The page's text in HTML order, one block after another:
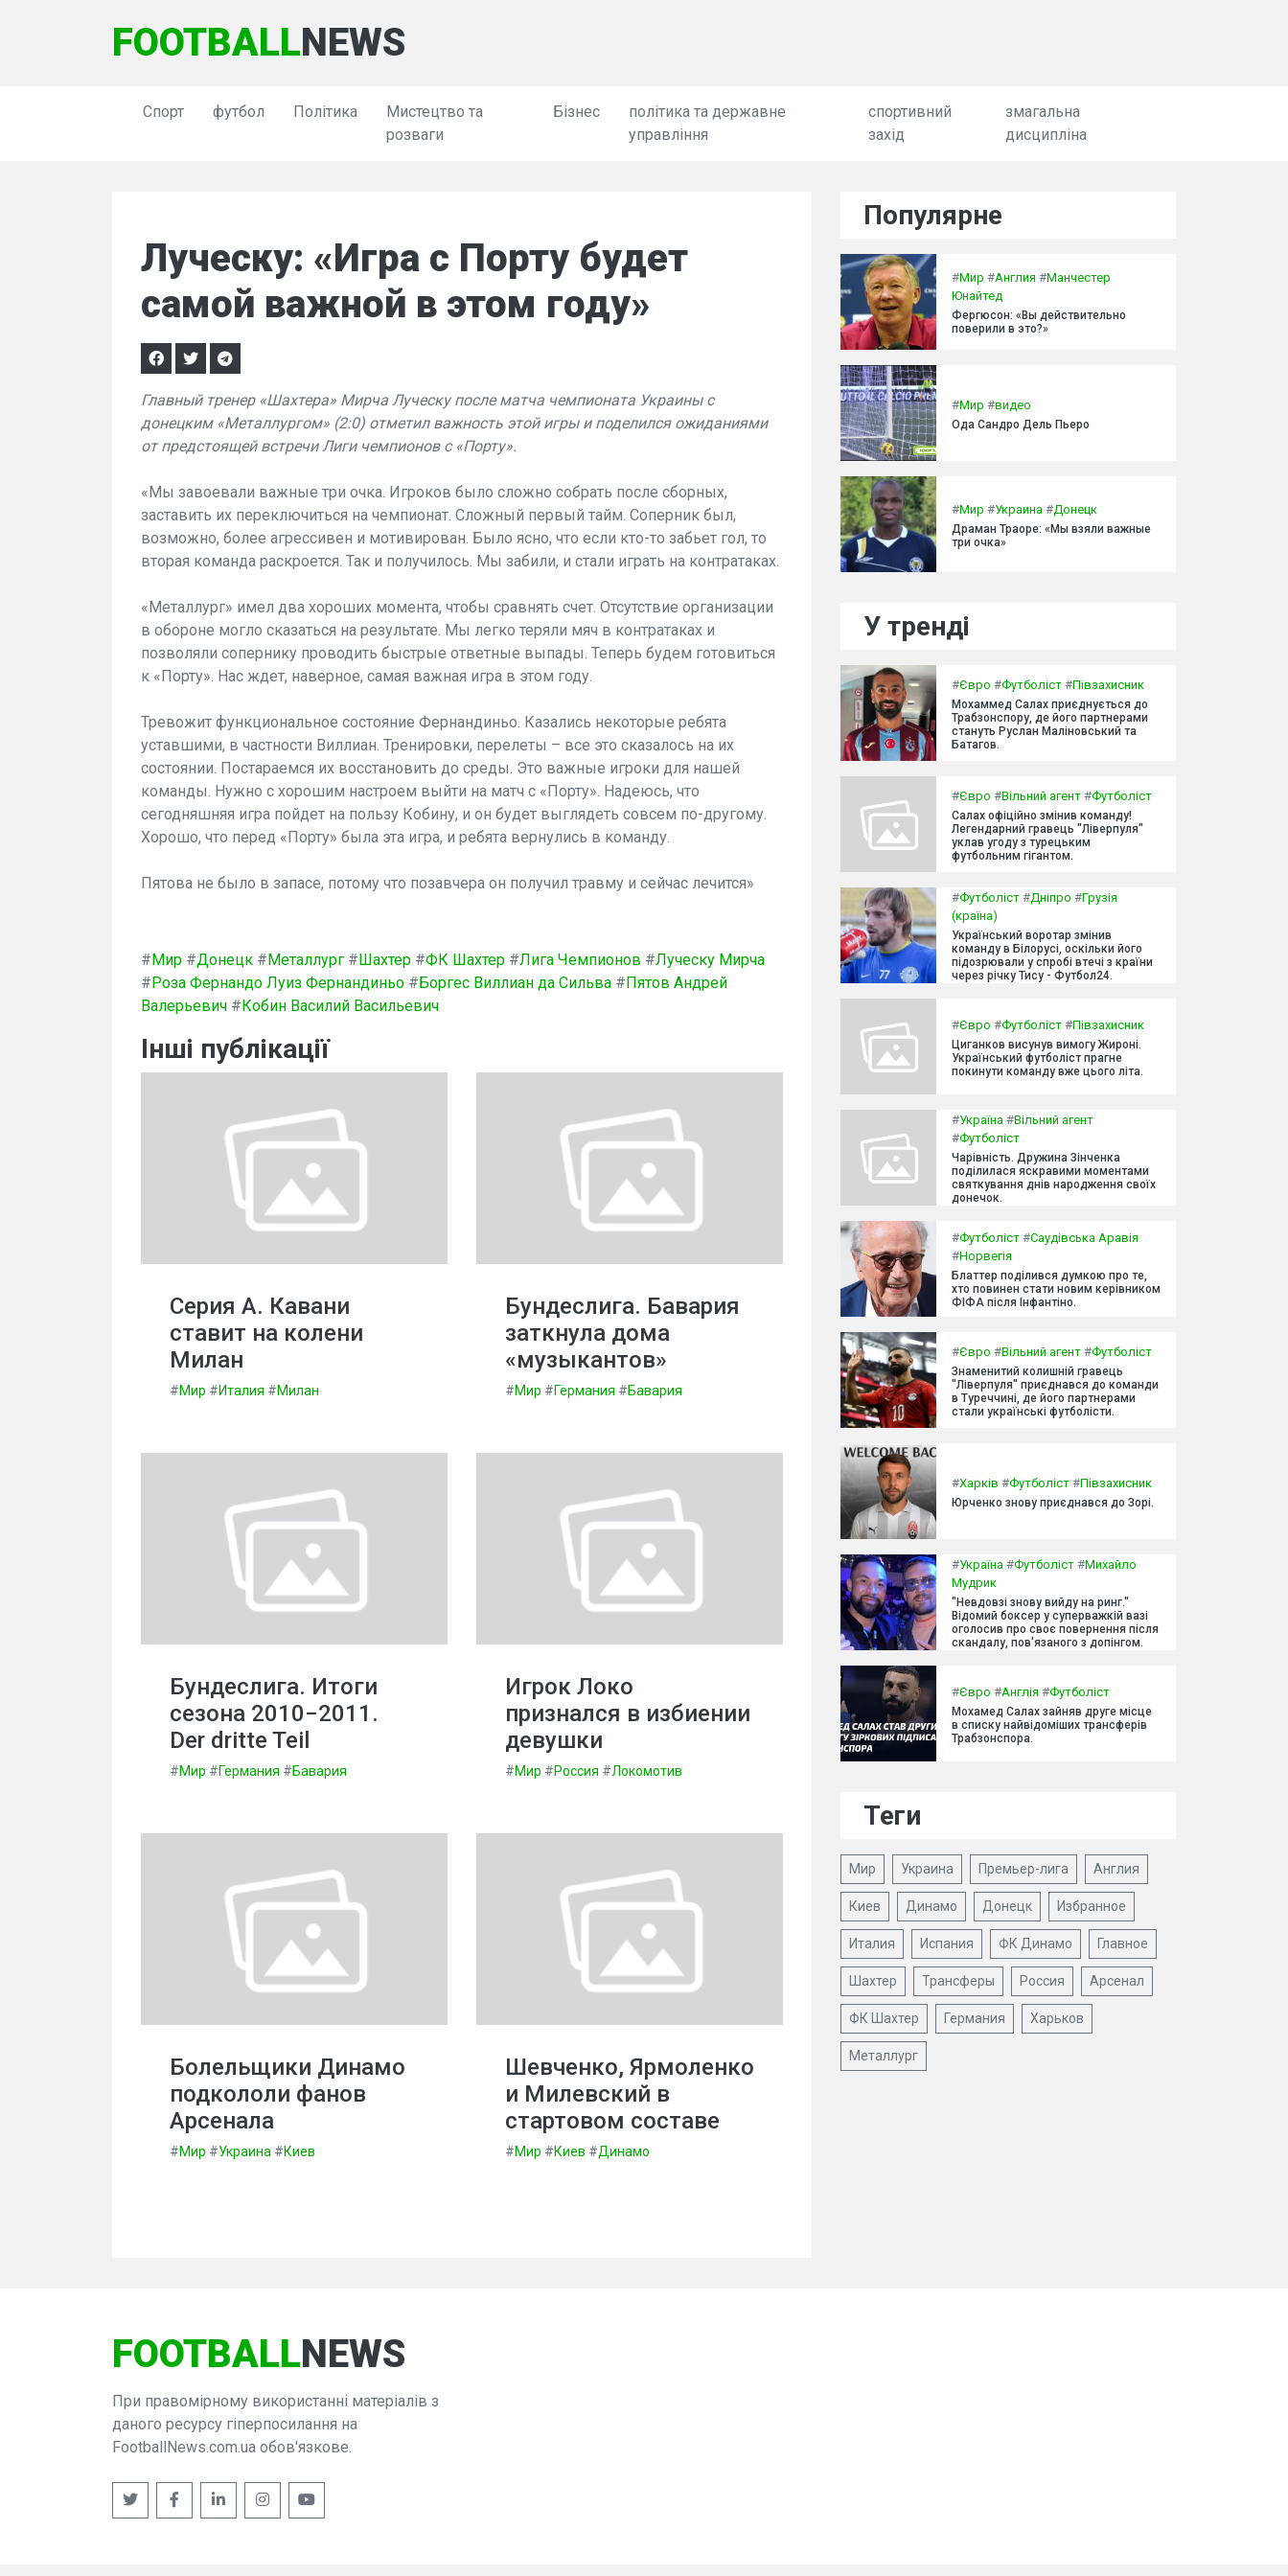
FOOTBALLNEWS
Спорт футбол Політика
Мистецтво та
розваги
Бізнес
політика та державне
управління
спортивний
захід
змагальна
дисципліна
Луческу: «Игра с Порту будет
самой важной в этом году»
Главный тренер «Шахтера» Мирча Луческу после матча чемпионата Украины с
донецким «Металлургом» (2:0) отметил важность этой игры и поделился ожиданиями
от предстоящей встречи Лиги чемпионов с «Порту».
«Мы завоевали важные три очка. Игроков было сложно собрать после сборных,
заставить их переключиться на чемпионат. Сложный первый тайм. Соперник был,
возможно, более агрессивен и мотивирован. Было ясно, что если кто-то забьет гол, то
вторая команда раскроется. Так и получилось. Мы забили, и стали играть на контратаках.
«Металлург» имел два хороших момента, чтобы сравнять счет. Отсутствие организации
в обороне могло сказаться на результате. Мы легко теряли мяч в контратаках и
позволяли сопернику проводить быстрые ответные выпады. Теперь будем готовиться
к «Порту». Нас ждет, наверное, самая важная игра в этом году.
Тревожит функциональное состояние Фернандиньо. Казались некоторые ребята
уставшими, в частности Виллиан. Тренировки, перелеты – все это сказалось на их
состоянии. Постараемся их восстановить до среды. Это важные игроки для нашей
команды. Нужно с хорошим настроем выйти на матч с «Порту». Надеюсь, что
сегодняшняя игра пойдет на пользу Кобину, и он будет выглядеть совсем по-другому.
Хорошо, что перед «Порту» была эта игра, и ребята вернулись в команду.
Пятова не было в запасе, потому что позавчера он получил травму и сейчас лечится»
#Мир #Донецк #Металлург #Шахтер #ФК Шахтер #Лига Чемпионов #Луческу Мирча
#Роза Фернандо Луиз Фернандиньо #Боргес Виллиан да Сильва #Пятов Андрей
Валерьевич #Кобин Василий Васильевич
Інші публікації
Серия А. Кавани
ставит на колени
Милан
#Мир #Италия #Милан
Бундеслига. Бавария
заткнула дома
«музыкантов»
#Мир #Германия #Бавария
Бундеслига. Итоги
сезона 2010−2011.
Der dritte Teil
#Мир #Германия #Бавария
Игрок Локо
признался в избиении
девушки
#Мир #Россия #Локомотив
Болельщики Динамо
подкололи фанов
Арсенала
#Мир #Украина #Киев
Шевченко, Ярмоленко
и Милевский в
стартовом составе
#Мир #Киев #Динамо
Популярне
#Мир #Англия #Манчестер
Юнайтед
Фергюсон: «Вы действительно
поверили в это?»
#Мир #видео
Ода Сандро Дель Пьеро
#Мир #Украина #Донецк
Драман Траоре: «Мы взяли важные
три очка»
У тренді
#Євро #Футболіст #Півзахисник
Мохаммед Салах приєднується до
Трабзонспору, де його партнерами
стануть Руслан Маліновський та
Батагов.
#Євро #Вільний агент #Футболіст
Салах офіційно змінив команду!
Легендарний гравець "Ліверпуля"
уклав угоду з турецьким
футбольним гігантом.
#Футболіст #Дніпро #Грузія
(країна)
Український воротар змінив
команду в Білорусі, оскільки його
підозрювали у спробі втечі з країни
через річку Тису - Футбол24.
#Євро #Футболіст #Півзахисник
Циганков висунув вимогу Жироні.
Український футболіст прагне
покинути команду вже цього літа.
#Україна #Вільний агент
#Футболіст
Чарівність. Дружина Зінченка
поділилася яскравими моментами
святкування днів народження своїх
донечок.
#Футболіст #Саудівська Аравія
#Норвегія
Блаттер поділився думкою про те,
хто повинен стати новим керівником
ФІФА після Інфантіно.
#Євро #Вільний агент #Футболіст
Знаменитий колишній гравець
"Ліверпуля" приєднався до команди
в Туреччині, де його партнерами
стали українські футболісти.
#Харків #Футболіст #Півзахисник
Юрченко знову приєднався до Зорі.
#Україна #Футболіст #Михайло
Мудрик
"Невдовзі знову вийду на ринг."
Відомий боксер у суперважкій вазі
оголосив про своє повернення після
скандалу, пов'язаного з допінгом.
#Євро #Англія #Футболіст
Мохамед Салах зайняв друге місце
в списку найвідоміших трансферів
Трабзонспора.
Теги
Мир Украина Премьер-лига Англия
Киев Динамо Донецк Избранное
Италия Испания ФК Динамо Главное
Шахтер Трансферы Россия Арсенал
ФК Шахтер Германия Харьков
Металлург
FOOTBALLNEWS
При правомірному використанні матеріалів з
даного ресурсу гіперпосилання на
FootballNews.com.ua обов'язкове.